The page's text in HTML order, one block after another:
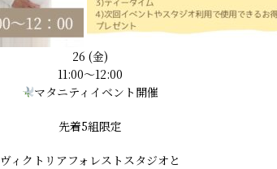
26 (金)
11:00〜12:00
マタニティイベント開催
先着5組限定
ヴィクトリアフォレストスタジオと